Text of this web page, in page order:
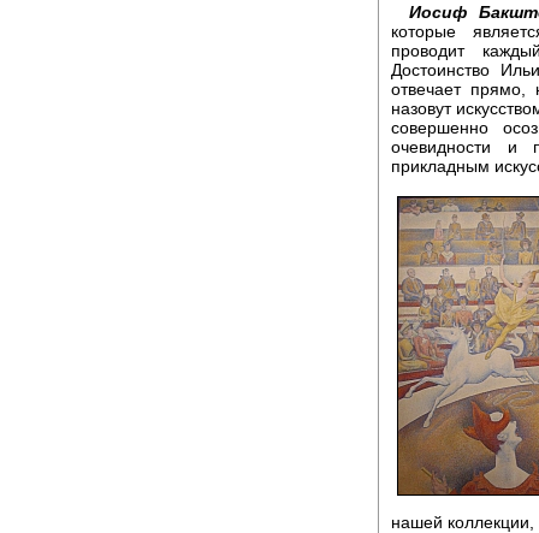
Иосиф
которые
проводит
Достоинство
отвечает прямо,
назовут
совершенно
очевидности и
прикладным
нашей коллекции,